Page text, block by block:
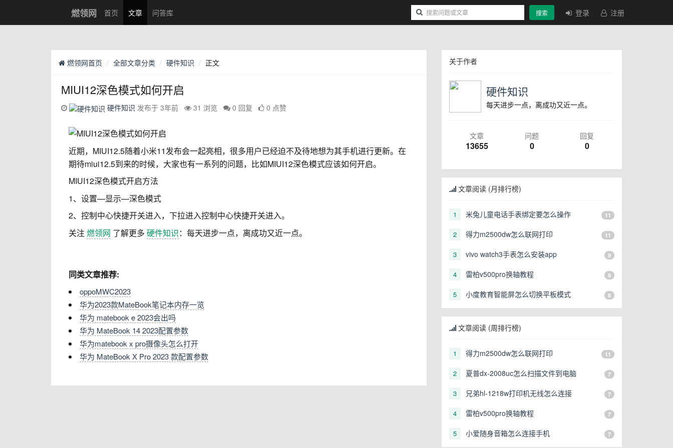
燃领网 首页 文章 问答库 搜索 登录 注册
燃领网首页 全部文章分类 硬件知识 正文
MIUI12深色模式如何开启
硬件知识 发布于 3年前 31 浏览 0 回复 0 点赞
近期，MIUI12.5随着小米11发布会一起亮相，很多用户已经迫不及待地想为其手机进行更新。在
期待miui12.5到来的时候，大家也有一系列的问题，比如MIUI12深色模式应该如何开启。
MIUI12深色模式开启方法
1、设置—显示—深色模式
2、控制中心快捷开关进入，下拉进入控制中心快捷开关进入。
关注 燃领网 了解更多 硬件知识：每天进步一点，离成功又近一点。
同类文章推荐:
oppoMWC2023
华为2023款MateBook笔记本内存一览
华为 matebook e 2023会出吗
华为 MateBook 14 2023配置参数
华为matebook x pro摄像头怎么打开
华为 MateBook X Pro 2023 款配置参数
关于作者
硬件知识
每天进步一点，离成功又近一点。
文章
13655
问题
0
回复
0
文章阅读 (月排行榜)
1 米兔儿童电话手表绑定要怎么操作 11
2 得力m2500dw怎么联网打印 11
3 vivo watch3手表怎么安装app 9
4 雷柏v500pro换轴教程 9
5 小度教育智能屏怎么切换平板模式 8
文章阅读 (周排行榜)
1 得力m2500dw怎么联网打印 11
2 夏普dx-2008uc怎么扫描文件到电脑 7
3 兄弟hl-1218w打印机无线怎么连接 7
4 雷柏v500pro换轴教程 7
5 小爱随身音箱怎么连接手机 7